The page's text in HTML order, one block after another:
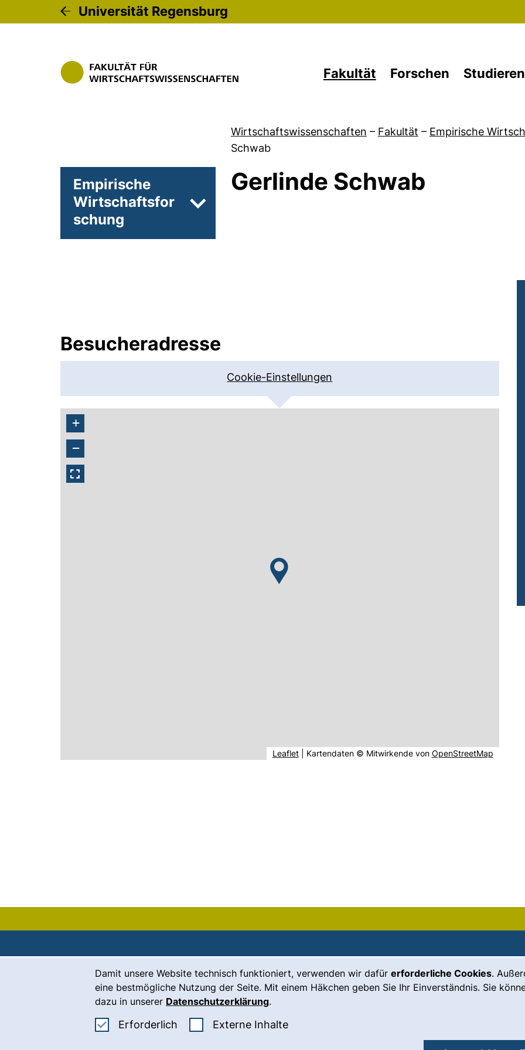
Damit unsere Website technisch funktioniert, verwenden wir dafür erforderliche Cookies.
eine bestmögliche Nutzung der Seite. Mit einem Häkchen geben Sie Ihr Einverständnis. Sie
dazu in unserer Datenschutzerklärung.
Erforderlich Erforderliche Cookies akzeptieren
Externe Inhalte: Externe Inhalte / Cookies akzeptieren
Universität Regensburg
Fakultät Forschen Studieren
Wirtschaftswissenschaften – Fakultät – Empirische
Schwab
Empirische
Wirtschaftsfor
schung
Unterseiten von Forschung
Gerlinde Schwab
Besucheradresse
Cookie-Einstellungen
+
−
Leaflet(externer Link, öffnet neues Fenster).
Kartendaten © Mitwirkende von OpenStreetMap
Kontakt
Karriere
Presse
(externer Link, öffnet neues Fenster)
Leichte Sprache
Gebärdensprache
Impressum
Cookie-